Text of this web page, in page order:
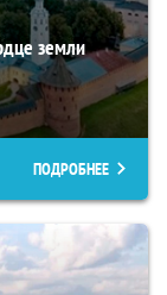
земли
ПОДРОБНЕЕ